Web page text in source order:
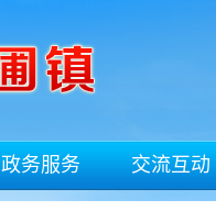
政务服务 交流互动